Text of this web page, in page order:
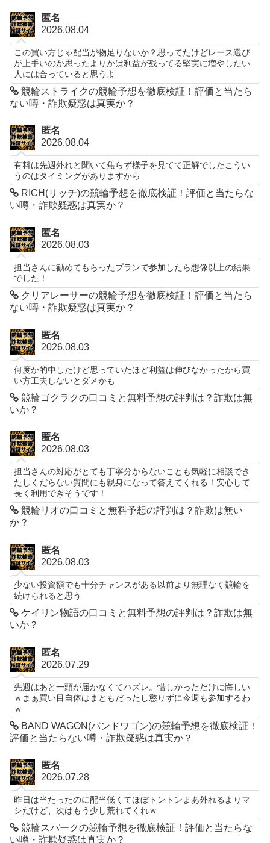
匿名
2026.08.04
この買い方じゃ配当が物足りないか？思ってたけどレース選び
が上手いのか思ったよりかは利益が残ってる堅実に増やしたい
人には合っていると思うよ
競輪ストライクの競輪予想を徹底検証！評価と当たら
ない噂・詐欺疑惑は真実か？
匿名
2026.08.04
有料は先週外れと聞いて焦らず様子を見てて正解でしたこうい
うのはタイミングがありますから
RICH(リッチ)の競輪予想を徹底検証！評価と当たらな
い噂・詐欺疑惑は真実か？
匿名
2026.08.03
担当さんに勧めてもらったプランで参加したら想像以上の結果
でした！
クリアレーサーの競輪予想を徹底検証！評価と当たら
ない噂・詐欺疑惑は真実か？
匿名
2026.08.03
何度か的中したけど思っていたほど利益は伸びなかったから買
い方工夫しないとダメかも
競輪ゴクラクの口コミと無料予想の評判は？詐欺は無
いか？
匿名
2026.08.03
担当さんの対応がとても丁寧分からないことも気軽に相談でき
たしくだらない質問にも親身になって答えてくれる！安心して
長く利用できそうです！
競輪リオの口コミと無料予想の評判は？詐欺は無い
か？
匿名
2026.08.03
少ない投資額でも十分チャンスがある以前より無理なく競輪を
続けられると思う
ケイリン物語の口コミと無料予想の評判は？詐欺は無
いか？
匿名
2026.07.29
先週はあと一頭が届かなくてハズレ。惜しかっただけに悔しい
ｗまぁ買い目自体はまともだったし懲りずに今週も参加するわ
ｗ
BAND WAGON(バンドワゴン)の競輪予想を徹底検証！
評価と当たらない噂・詐欺疑惑は真実か？
匿名
2026.07.28
昨日は当たったのに配当低くてほぼトントンまあ外れるよりマ
シだけど、次はもう少し荒れてくれｗ
競輪スパークの競輪予想を徹底検証！評価と当たらな
い噂・詐欺疑惑は真実か？